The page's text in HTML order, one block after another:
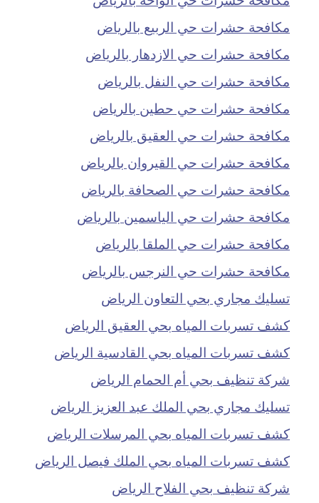
مكافحة حشرات حي الربيع بالرياض
مكافحة حشرات حي الازدهار بالرياض
مكافحة حشرات حي النفل بالرياض
مكافحة حشرات حي حطين بالرياض
مكافحة حشرات حي العقيق بالرياض
مكافحة حشرات حي القيروان بالرياض
مكافحة حشرات حي الصحافة بالرياض
مكافحة حشرات حي الياسمين بالرياض
مكافحة حشرات حي الملقا بالرياض
مكافحة حشرات حي النرجس بالرياض
تسليك مجاري بحي التعاون الرياض
كشف تسربات المياه بحي العقيق الرياض
كشف تسربات المياه بحي القادسية الرياض
شركة تنظيف بحي أم الحمام الرياض
تسليك مجاري بحي الملك عبد العزيز الرياض
كشف تسربات المياه بحي المرسلات الرياض
كشف تسربات المياه بحي الملك فيصل الرياض
شركة تنظيف بحي الفلاح الرياض